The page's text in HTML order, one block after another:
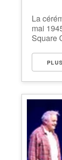
La
mai
Square